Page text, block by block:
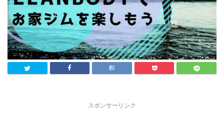
スポンサーリンク